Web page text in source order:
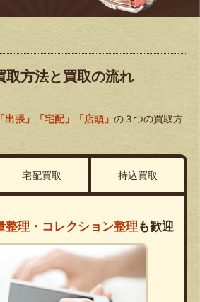
取方法と買取の流れ
「出張」「宅配」「店頭」 の３つの買取方
宅配買取 持込買取
整理・コレクション整理 も歓迎